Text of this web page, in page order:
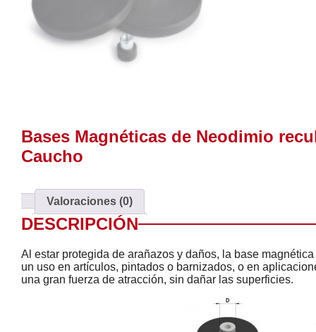
Bases Magnéticas de Neodimio
Caucho
Valoraciones (0)
DESCRIPCIÓN
Al estar protegida de arañazos y daños, la base
un uso en artículos, pintados o barnizados, o en
una gran fuerza de atracción, sin dañar las superficies.